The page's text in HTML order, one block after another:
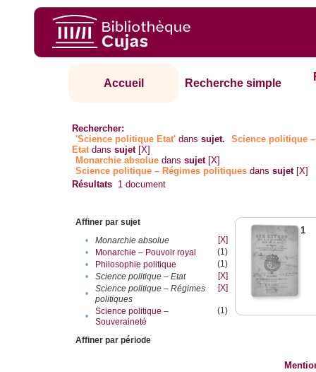
Accueil Recherche simple
Rechercher:
'Science politique Etat' danssujet.
Science politique –
Etatdanssujet [X]
Monarchie absolue danssujet [X]
Science politique – Régimes politiques danssujet [X]
Résultats 1 document
Affiner par sujet
•
Monarchie absolue
[X]
•
Monarchie – Pouvoir royal
(1)
•
Philosophie politique
(1)
•
Science politique – Etat
[X]
•
Science politique – Régimes
politiques
[X]
•
Science politique –
Souveraineté
(1)
Affiner par période
1